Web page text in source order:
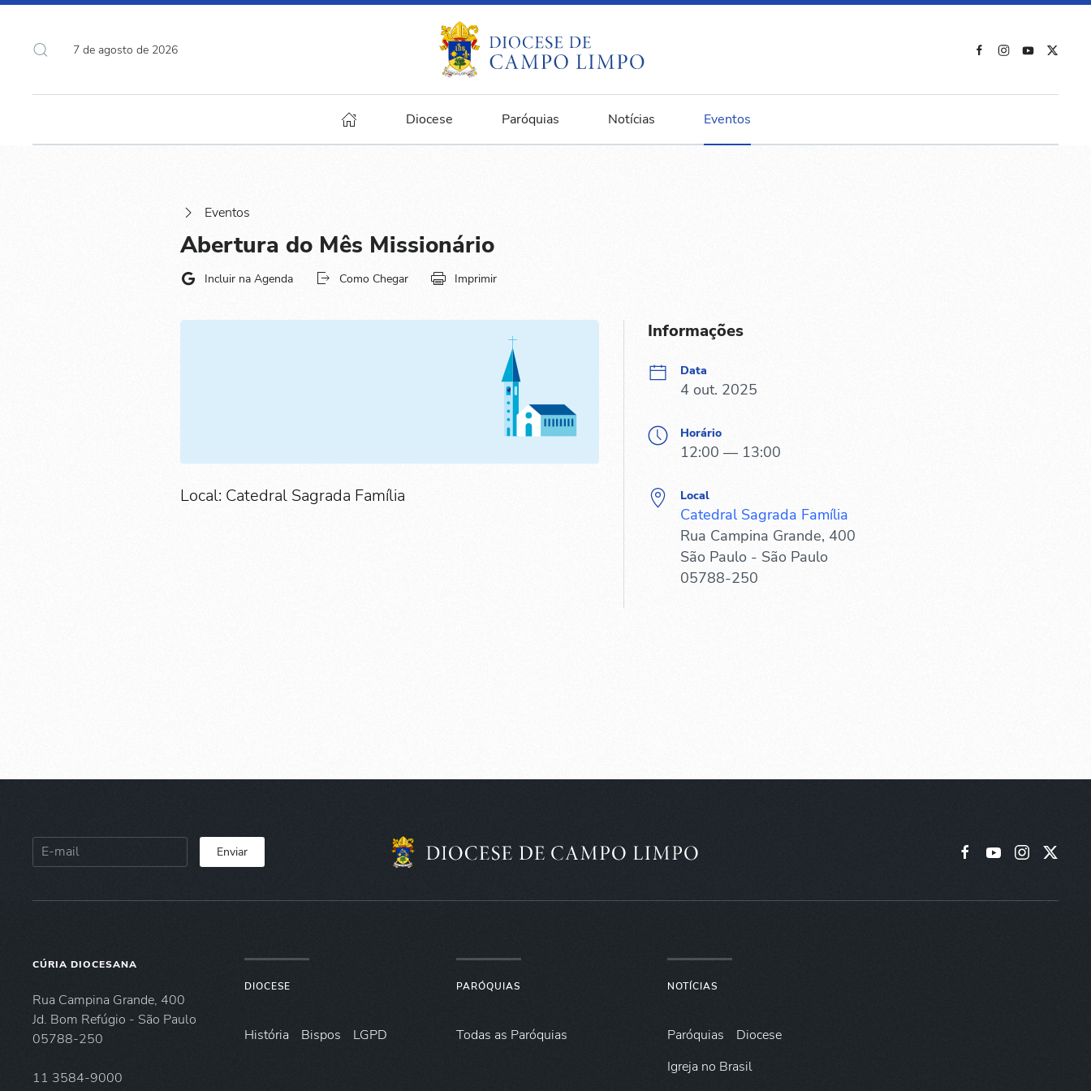
7 de agosto de 2026
Diocese Paróquias Notícias Eventos
Eventos
Abertura do Mês Missionário
Incluir na Agenda Como Chegar Imprimir
Local: Catedral Sagrada Família
Informações
Data
4 out. 2025
Horário
12:00 — 13:00
Local
Catedral Sagrada Família
Rua Campina Grande, 400
São Paulo - São Paulo
05788-250
Enviar
CÚRIA DIOCESANA
Rua Campina Grande, 400
Jd. Bom Refúgio - São Paulo
05788-250
11 3584-9000
DIOCESE
História Bispos LGPD
PARÓQUIAS
Todas as Paróquias
NOTÍCIAS
Paróquias
Diocese
Igreja no Brasil